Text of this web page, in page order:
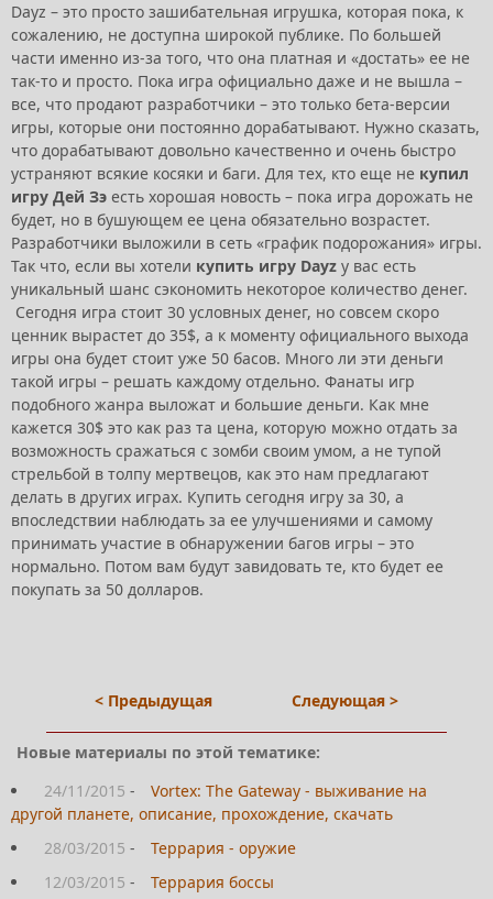
Dayz – это просто зашибательная игрушка, которая пока, к
сожалению, не доступна широкой публике. По большей
части именно из-за того, что она платная и «достать» ее не
так-то и просто. Пока игра официально даже и не вышла –
все, что продают разработчики – это только бета-версии
игры, которые они постоянно дорабатывают. Нужно сказать,
что дорабатывают довольно качественно и очень быстро
устраняют всякие косяки и баги. Для тех, кто еще не купил
игру Дей Зэ есть хорошая новость – пока игра дорожать не
будет, но в бушующем ее цена обязательно возрастет.
Разработчики выложили в сеть «график подорожания» игры.
Так что, если вы хотели купить игру Dayz у вас есть
уникальный шанс сэкономить некоторое количество денег.
Сегодня игра стоит 30 условных денег, но совсем скоро
ценник вырастет до 35$, а к моменту официального выхода
игры она будет стоит уже 50 басов. Много ли эти деньги
такой игры – решать каждому отдельно. Фанаты игр
подобного жанра выложат и большие деньги. Как мне
кажется 30$ это как раз та цена, которую можно отдать за
возможность сражаться с зомби своим умом, а не тупой
стрельбой в толпу мертвецов, как это нам предлагают
делать в других играх. Купить сегодня игру за 30, а
впоследствии наблюдать за ее улучшениями и самому
принимать участие в обнаружении багов игры – это
нормально. Потом вам будут завидовать те, кто будет ее
покупать за 50 долларов.
< Предыдущая Следующая >
Новые материалы по этой тематике:
24/11/2015 -
Vortex: The Gateway - выживание на
другой планете, описание, прохождение, скачать
28/03/2015 -
Террария - оружие
12/03/2015 -
Террария боссы